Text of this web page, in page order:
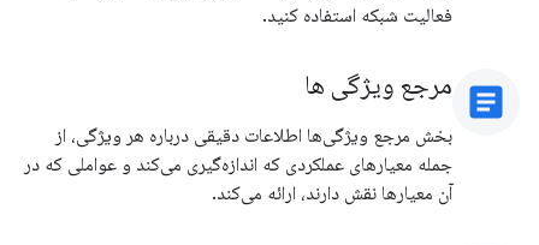
فعالیت شبکه استفاده کنید.
article مرجع ویژگی ها
بخش مرجع ویژگی‌ها اطلاعات دقیقی درباره هر ویژگی، از
جمله معیارهای عملکردی که اندازه‌گیری می‌کند و عواملی که در
آن معیارها نقش دارند، ارائه می‌کند.